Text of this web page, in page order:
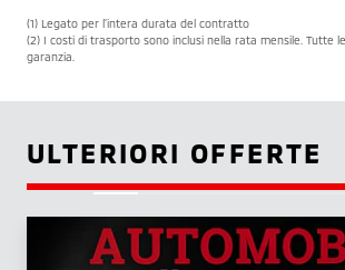
(1) Legato per l’intera durata del contratto
(2) I costi di trasporto sono inclusi nella rata mensile. Tutte
garanzia.
ULTERIORI OFFERTE